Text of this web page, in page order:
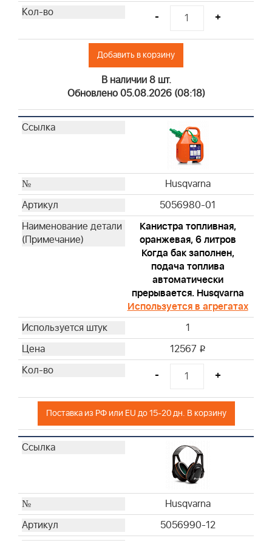
Briggs & Stratton
Briggs & Stratton
Briggs & Stratton
Briggs & Stratton
Briggs & Stratton
Briggs & Stratton
Briggs & Stratton
Briggs & Stratton
Briggs & Stratton
Briggs & Stratton
Briggs & Stratton
Briggs & Stratton
Briggs & Stratton
Briggs & Stratton
Briggs & Stratton
Briggs & Stratton
Briggs & Stratton
Briggs & Stratton
Briggs & Stratton
Briggs & Stratton
Briggs & Stratton
Briggs & Stratton
Briggs & Stratton
Briggs & Stratton
Briggs & Stratton
Briggs & Stratton
Briggs & Stratton
Briggs & Stratton
Briggs & Stratton
- +
Добавить в корзину
В наличии 8 шт.
Обновлено 05.08.2026 (08:18)
Husqvarna
5056980-01
Канистра топливная,
оранжевая, 6 литров
Когда бак заполнен,
подача топлива
автоматически
прерывается. Husqvarna
Используется в агрегатах
1
12567 i
- +
Поставка из РФ или EU до 15-20 дн. В корзину
Husqvarna
5056990-12